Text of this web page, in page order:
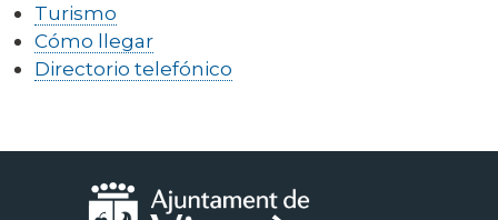
Turismo
Cómo llegar
Directorio telefónico